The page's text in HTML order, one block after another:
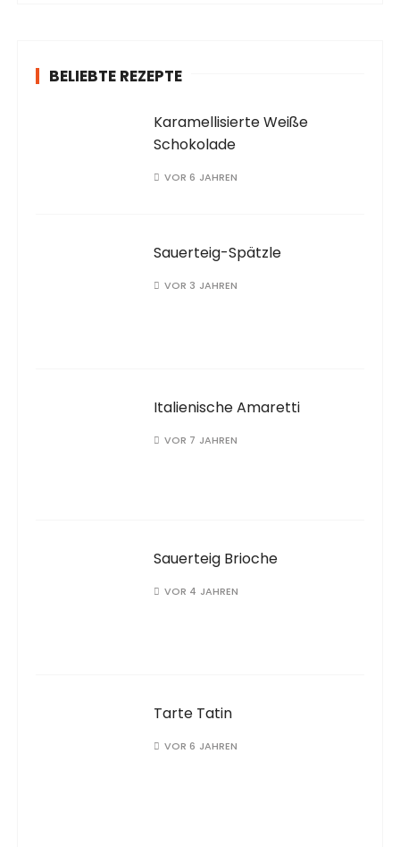
BELIEBTE REZEPTE
Karamellisierte Weiße
Schokolade
VOR 6 JAHREN
Sauerteig-Spätzle
VOR 3 JAHREN
Italienische Amaretti
VOR 7 JAHREN
Sauerteig Brioche
VOR 4 JAHREN
Tarte Tatin
VOR 6 JAHREN